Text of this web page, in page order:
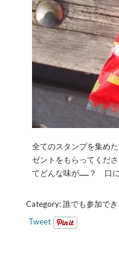
全てのスタンプを集め
ゼントをもらってくだ
てどんな味が……？ 口に
Category:誰でも参加で
Tweet